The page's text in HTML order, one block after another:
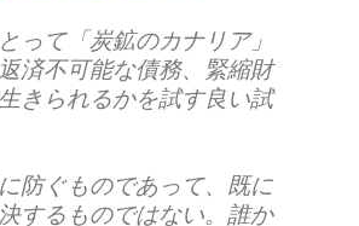
って「炭鉱のカナリア」
済不可能な債務、緊縮財
きられるかを試す良い試
防ぐものであって、既に
するものではない。誰か